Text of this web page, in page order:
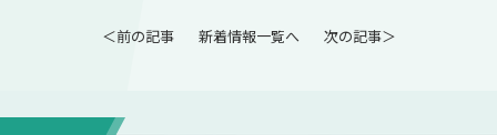
＜前の記事 新着情報一覧へ 次の記事＞